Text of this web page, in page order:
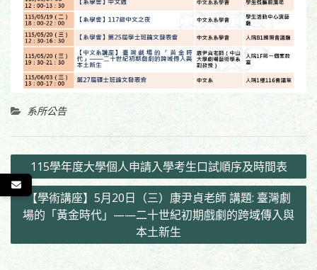
系所公告
文
章
導
覽
115學年度大學個人申請入學考生口試順序及時間表
【學術講座】5月20日（三）康尹貞老師 講題: 臺灣劇
場的「黃金時代」——二十世紀初期戲劇的跨域傳入與
本土新生